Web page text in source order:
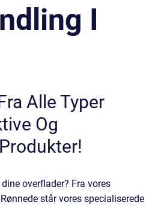
I
Alle Typer
Og
overflader? Fra vores
står vores specialiserede